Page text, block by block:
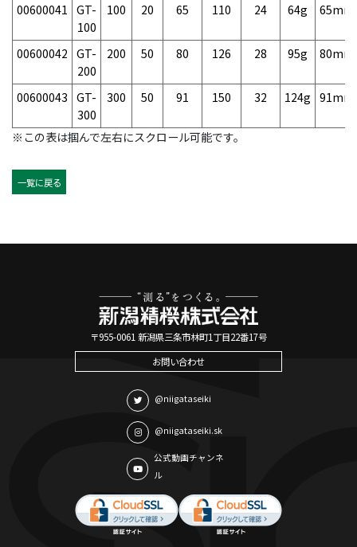
00600041 GT-
100
100 20 65 110 24 64g 65mm
00600042 GT-
200
200 50 80 126 28 95g 80mm
00600043 GT-
300
300 50 91 150 32 124g 91mm
※この表は掴んで左右にスクロール可能です。
一覧に戻る
〒955-0061 新潟県三条市林町1丁目22番17号
お問い合わせ
@niigataseiki
@niigataseiki.sk
公式動画チャンネ
ル